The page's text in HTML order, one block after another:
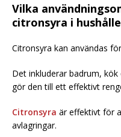
Vilka
citronsyra i
Citronsyra kan användas
Det inkluderar badrum,
gör den till ett effektivt
Citronsyra är effektivt för
avlagringar.